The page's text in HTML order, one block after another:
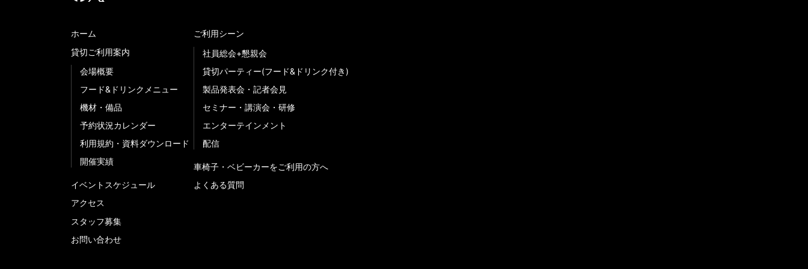
ホーム
貸切ご利用案内
会場概要
フード&ドリンクメニュー
機材・備品
予約状況カレンダー
利用規約・資料ダウンロード
開催実績
イベントスケジュール
アクセス
スタッフ募集
お問い合わせ
ご利用シーン
社員総会+懇親会
貸切パーティー(フード&ドリンク付き)
製品発表会・記者会見
セミナー・講演会・研修
エンターテインメント
配信
車椅子・ベビーカーをご利用の方へ
よくある質問